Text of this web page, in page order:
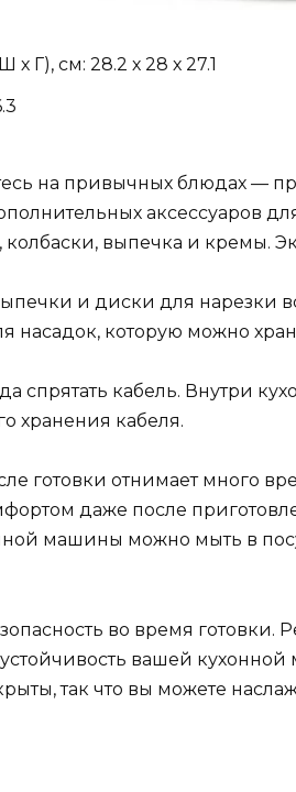
х Г), см: 28.2 х 28 х 27.1
на привычных блюдах —
аксессуаров
колбаски, выпечка и кремы.
и диски для нарезки
насадок, которую можно
спрятать кабель. Внутри
хранения кабеля.
готовки отнимает много
даже после
машины можно мыть в
во время готовки.
вашей
так что вы можете